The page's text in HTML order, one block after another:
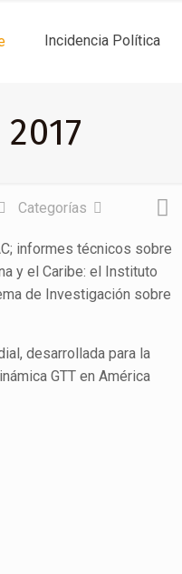
Incidencia Política
Categorías
informes técnicos sobre
y el Caribe: el Instituto
de Investigación sobre
desarrollada para la
GTT en América